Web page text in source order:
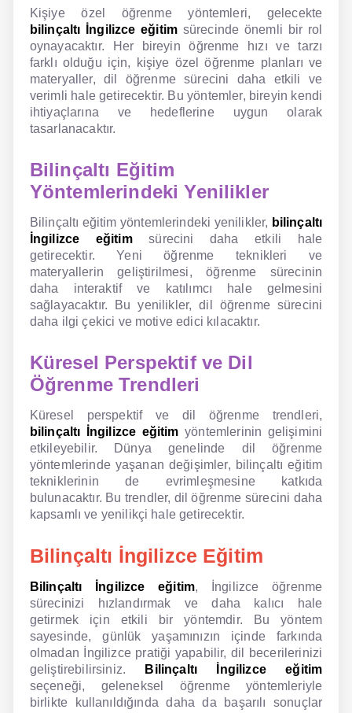
Kişiye özel öğrenme yöntemleri, gelecekte
bilinçaltı İngilizce eğitim sürecinde önemli bir rol
oynayacaktır. Her bireyin öğrenme hızı ve tarzı
farklı olduğu için, kişiye özel öğrenme planları ve
materyaller, dil öğrenme sürecini daha etkili ve
verimli hale getirecektir. Bu yöntemler, bireyin kendi
ihtiyaçlarına ve hedeflerine uygun olarak
tasarlanacaktır.
Bilinçaltı Eğitim
Yöntemlerindeki Yenilikler
Bilinçaltı eğitim yöntemlerindeki yenilikler, bilinçaltı
İngilizce eğitimsürecini daha etkili hale
getirecektir. Yeni öğrenme teknikleri ve
materyallerin geliştirilmesi, öğrenme sürecinin
daha interaktif ve katılımcı hale gelmesini
sağlayacaktır. Bu yenilikler, dil öğrenme sürecini
daha ilgi çekici ve motive edici kılacaktır.
Küresel Perspektif ve Dil
Öğrenme Trendleri
Küresel perspektif ve dil öğrenme trendleri,
bilinçaltı İngilizce eğitim yöntemlerinin gelişimini
etkileyebilir. Dünya genelinde dil öğrenme
yöntemlerinde yaşanan değişimler, bilinçaltı eğitim
tekniklerinin de evrimleşmesine katkıda
bulunacaktır. Bu trendler, dil öğrenme sürecini daha
kapsamlı ve yenilikçi hale getirecektir.
Bilinçaltı İngilizce Eğitim
Bilinçaltı İngilizce eğitim, İngilizce öğrenme
sürecinizi hızlandırmak ve daha kalıcı hale
getirmek için etkili bir yöntemdir. Bu yöntem
sayesinde, günlük yaşamınızın içinde farkında
olmadan İngilizce pratiği yapabilir, dil becerilerinizi
geliştirebilirsiniz.
Bilinçaltı İngilizce eğitim
seçeneği, geleneksel öğrenme yöntemleriyle
birlikte kullanıldığında daha da başarılı sonuçlar